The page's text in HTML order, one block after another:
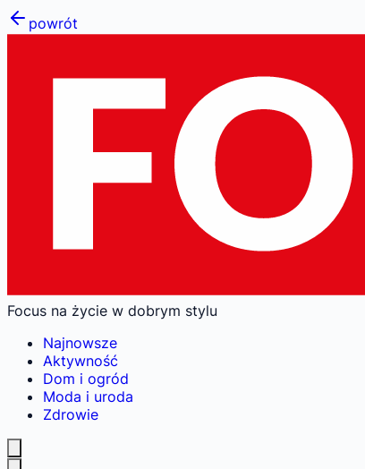
powrót
Focus na życie w dobrym stylu
Najnowsze
Aktywność
Dom i ogród
Moda i uroda
Zdrowie